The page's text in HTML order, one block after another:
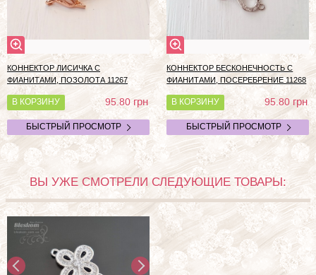
КОННЕКТОР ЛИСИЧКА С
ФИАНИТАМИ, ПОЗОЛОТА 11267
В КОРЗИНУ 95.80грн
БЫСТРЫЙ ПРОСМОТР
КОННЕКТОР БЕСКОНЕЧНОСТЬ С
ФИАНИТАМИ, ПОСЕРЕБРЕНИЕ 11268
В КОРЗИНУ 95.80грн
БЫСТРЫЙ ПРОСМОТР
ВЫ УЖЕ СМОТРЕЛИ СЛЕДУЮЩИЕ ТОВАРЫ: